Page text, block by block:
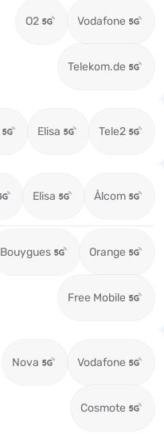
O2 Vodafone
Telekom.de
Elisa Tele2
Elisa Ålcom
Bouygues Orange
Free Mobile
Nova Vodafone
Cosmote